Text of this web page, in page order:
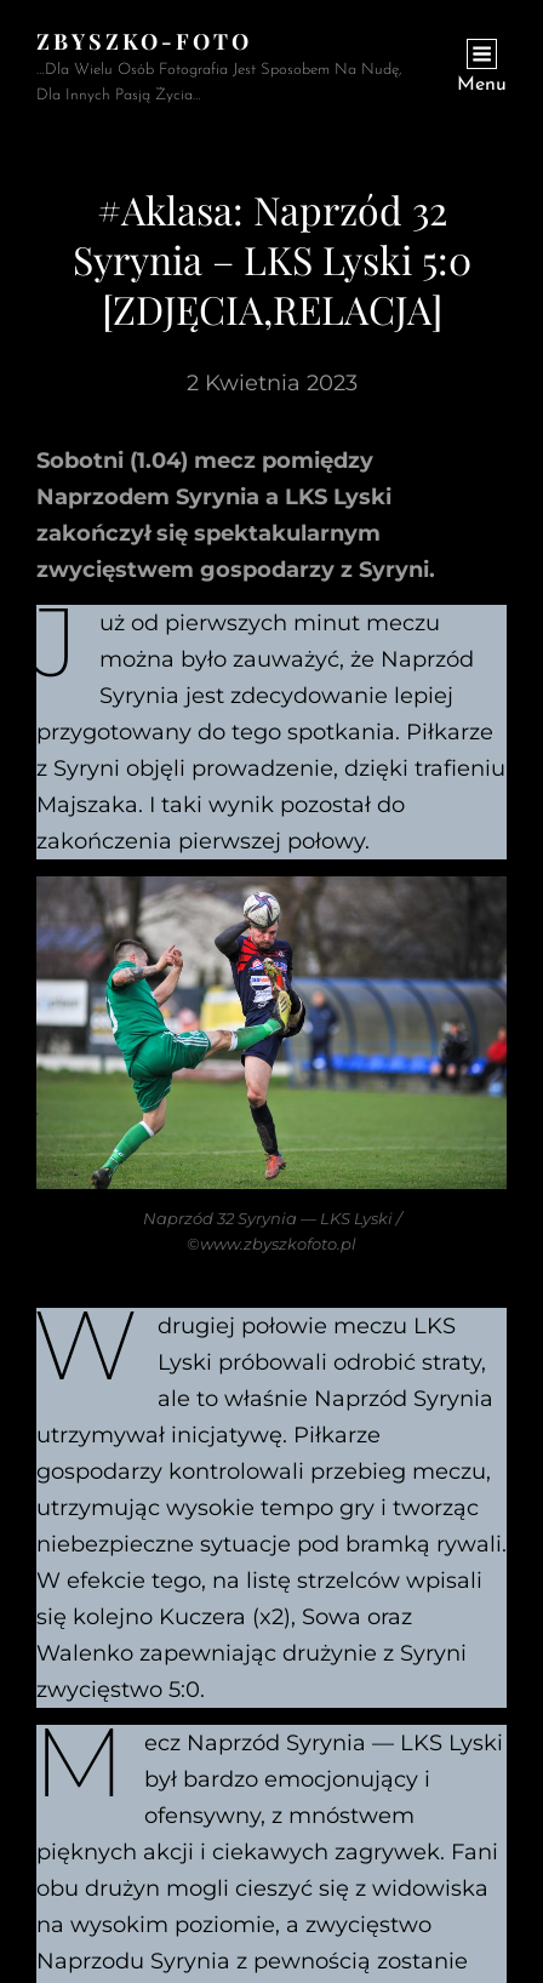
ZBYSZKO-FOTO
…Dla Wielu Osób Fotografia Jest Sposobem Na Nudę,
Dla Innych Pasją Życia…
Menu
#Aklasa: Naprzód 32
Syrynia – LKS Lyski 5:0
[ZDJĘCIA,RELACJA]
2 Kwietnia 2023
Sobotni (1.04) mecz pomiędzy
Naprzodem Syrynia a LKS Lyski
zakończył się spektakularnym
zwycięstwem gospodarzy z Syryni.
J
uż od pierwszych minut meczu
można było zauważyć, że Naprzód
Syrynia jest zdecydowanie lepiej
przygotowany do tego spotkania. Piłkarze
z Syryni objęli prowadzenie, dzięki trafieniu
Majszaka. I taki wynik pozostał do
zakończenia pierwszej połowy.
Naprzód 32 Syrynia — LKS Lyski /
©www.zbyszkofoto.pl
W
drugiej połowie meczu LKS
Lyski próbowali odrobić straty,
ale to właśnie Naprzód Syrynia
utrzymywał inicjatywę. Piłkarze
gospodarzy kontrolowali przebieg meczu,
utrzymując wysokie tempo gry i tworząc
niebezpieczne sytuacje pod bramką rywali.
W efekcie tego, na listę strzelców wpisali
się kolejno Kuczera (x2), Sowa oraz
Walenko zapewniając drużynie z Syryni
zwycięstwo 5:0.
M
ecz Naprzód Syrynia — LKS Lyski
był bardzo emocjonujący i
ofensywny, z mnóstwem
pięknych akcji i ciekawych zagrywek. Fani
obu drużyn mogli cieszyć się z widowiska
na wysokim poziomie, a zwycięstwo
Naprzodu Syrynia z pewnością zostanie